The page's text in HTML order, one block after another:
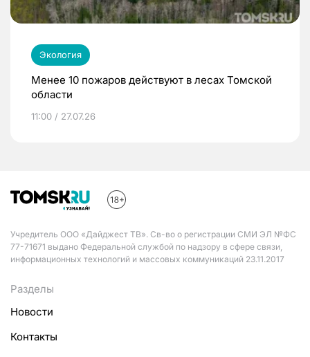
Экология
Менее 10 пожаров действуют в лесах Томской
области
11:00 / 27.07.26
Учредитель ООО «Дайджест ТВ». Св-во о регистрации СМИ ЭЛ №ФС
77-71671 выдано Федеральной службой по надзору в сфере связи,
информационных технологий и массовых коммуникаций 23.11.2017
Разделы
Новости
Контакты